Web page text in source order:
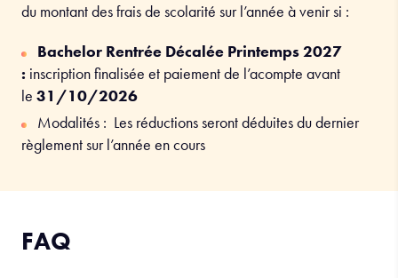
du montant des frais de scolarité sur l’année à venir si :
Bachelor Rentrée Décalée Printemps 2027
: inscription finalisée et paiement de l’acompte avant
le 31/10/2026
Modalités : Les réductions seront déduites du dernier
règlement sur l’année en cours
FAQ